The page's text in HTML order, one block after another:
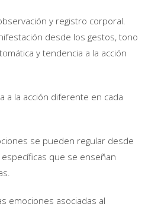
y registro corporal.
desde los gestos, tono
y tendencia a la acción
a la acción diferente en cada
se pueden regular desde
que se enseñan
emociones asociadas al